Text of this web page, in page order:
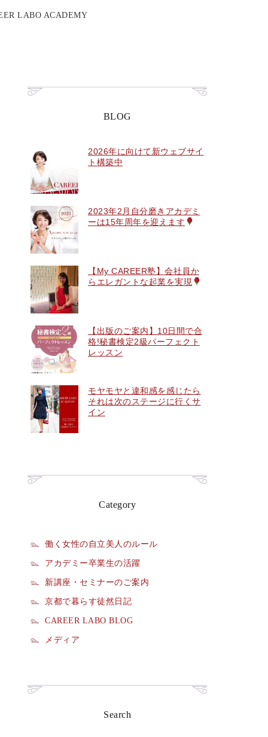
LABO ACADEMY
BLOG
2026年に向けて新ウェブサイ
ト構築中
2023年2月自分磨きアカデミ
ーは15年周年を迎えます
【My CAREER塾】会社員か
らエレガントな起業を実現
【出版のご案内】10日間で合
格!秘書検定2級パーフェクト
レッスン
モヤモヤと違和感を感じたら
それは次のステージに行くサ
イン
Category
働く女性の自立美人のルール
アカデミー卒業生の活躍
新講座・セミナーのご案内
京都で暮らす徒然日記
CAREER LABO BLOG
メディア
Search